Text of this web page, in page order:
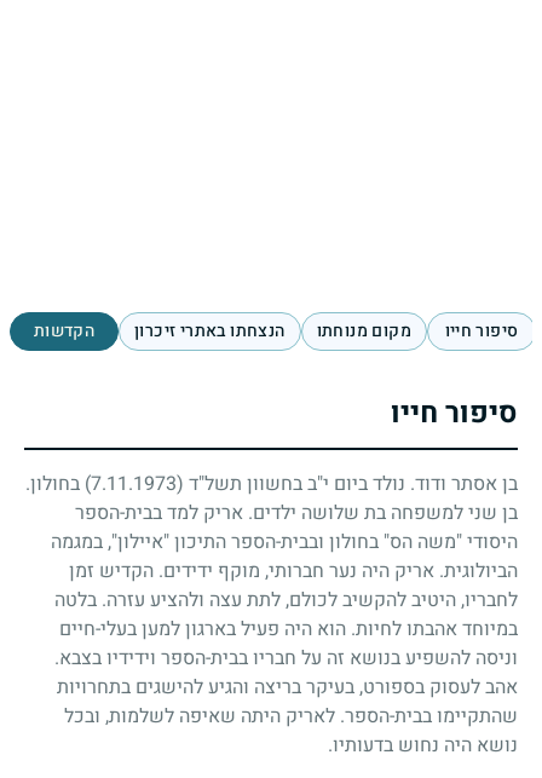
סיפור חייו מקום מנוחתו הנצחתו באתרי זיכרון הקדשות
סיפור חייו
בן אסתר ודוד. נולד ביום י"ב בחשוון תשל"ד (7.11.1973)
בחולון.
בן שני למשפחה בת שלושה ילדים. אריק למד בבית-הספר
היסודי "משה הס" בחולון ובבית-הספר התיכון "איילון", במגמה
הביולוגית. אריק היה נער חברותי, מוקף ידידים. הקדיש זמן
לחבריו, היטיב להקשיב לכולם, לתת עצה ולהציע עזרה. בלטה
במיוחד אהבתו לחיות. הוא היה פעיל בארגון למען בעלי-חיים
וניסה להשפיע בנושא זה על חבריו בבית-הספר וידידיו בצבא.
אהב לעסוק בספורט, בעיקר בריצה והגיע להישגים בתחרויות
שהתקיימו בבית-הספר. לאריק היתה שאיפה לשלמות, ובכל
נושא היה נחוש בדעותיו.